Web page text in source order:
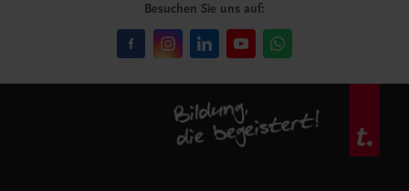
Besuchen Sie uns auf: